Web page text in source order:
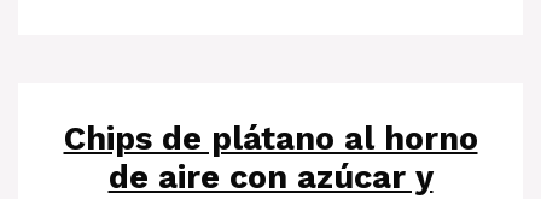
Chips de plátano al horno
de aire con azúcar y